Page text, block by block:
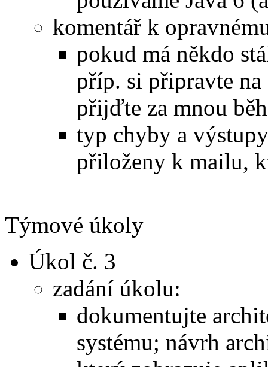
komentář k
pokud má někdo
příp. si připravte na
přijďte za mnou
typ chyby a
přiloženy k mailu,
Týmové úkoly
Úkol č. 3
zadání úkolu:
dokumentujte
systému; návrh